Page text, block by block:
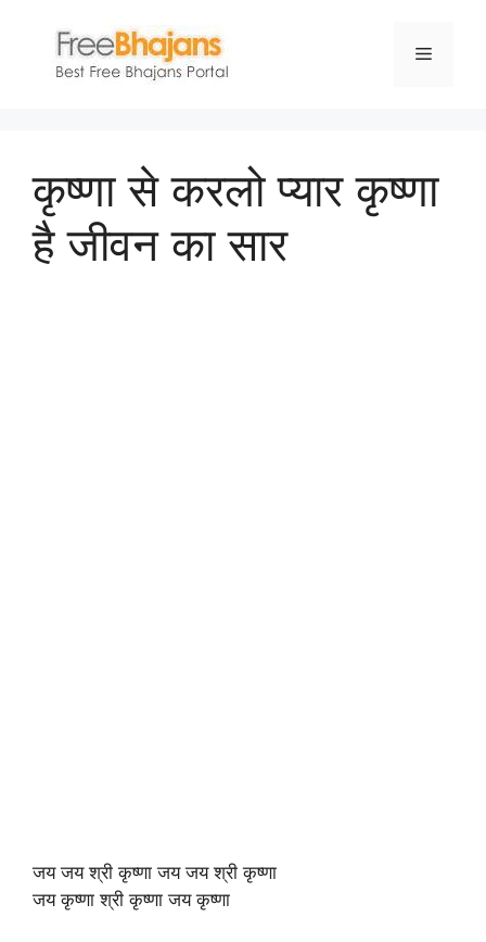
content
Menu
कृष्णा से करलो प्यार कृष्णा
है जीवन का सार
जय जय श्री कृष्णा जय जय श्री कृष्णा
जय कृष्णा श्री कृष्णा जय कृष्णा